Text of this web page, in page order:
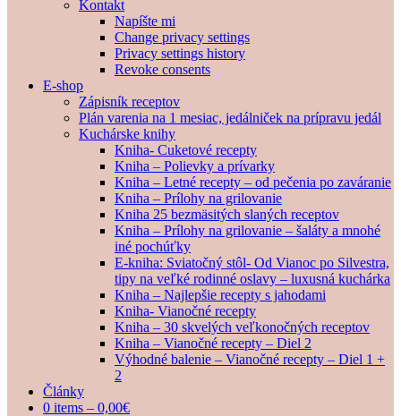
Kontakt
Napíšte mi
Change privacy settings
Privacy settings history
Revoke consents
E-shop
Zápisník receptov
Plán varenia na 1 mesiac, jedálniček na prípravu jedál
Kuchárske knihy
Kniha- Cuketové recepty
Kniha – Polievky a prívarky
Kniha – Letné recepty – od pečenia po zaváranie
Kniha – Prílohy na grilovanie
Kniha 25 bezmäsitých slaných receptov
Kniha – Prílohy na grilovanie – šaláty a mnohé
iné pochúťky
E-kniha: Sviatočný stôl- Od Vianoc po Silvestra,
tipy na veľké rodinné oslavy – luxusná kuchárka
Kniha – Najlepšie recepty s jahodami
Kniha- Vianočné recepty
Kniha – 30 skvelých veľkonočných receptov
Kniha – Vianočné recepty – Diel 2
Výhodné balenie – Vianočné recepty – Diel 1 +
2
Články
0 items – 0,00€